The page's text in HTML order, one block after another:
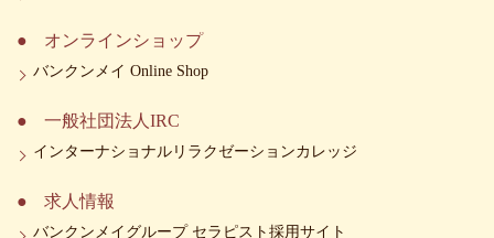
オンラインショップ
バンクンメイ Online Shop
一般社団法人IRC
インターナショナルリラクゼーションカレッジ
求人情報
バンクンメイグループ セラピスト採用サイト